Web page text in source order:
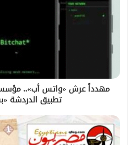
مهدداً عرش «واتس أب».. مؤسس
تطبيق الدردشة